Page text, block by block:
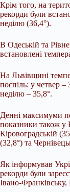
Крім того, на
рекорди були
неділю (36,4°).
В Одеській та
встановлені
На Львівщині
поспіль: у четвер
неділю – 35,8°.
Денні максимуми
показники також у
Кіровоградській
(32,8°) та
Як інформував
рекорди були
Івано-